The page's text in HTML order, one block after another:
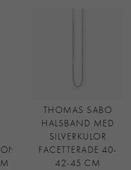
THOMAS SABO
HALSBAND MED
SILVERKULOR
FACETTERADE 40-
42-45 CM